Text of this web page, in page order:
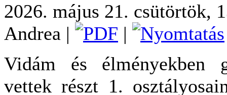
2026. május 21. csütörtök,
Andrea | |
Vidám és élményekben
vettek részt 1.